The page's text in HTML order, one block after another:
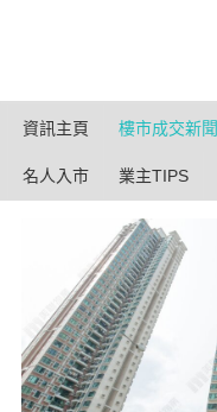
資訊主頁 樓市成交新聞
名人入市 業主TIPS